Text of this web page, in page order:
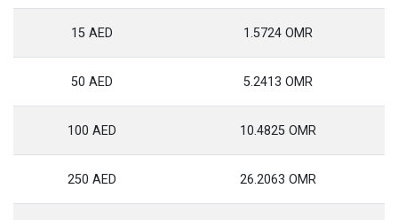
15 AED 1.5724 OMR
50 AED 5.2413 OMR
100 AED 10.4825 OMR
250 AED 26.2063 OMR